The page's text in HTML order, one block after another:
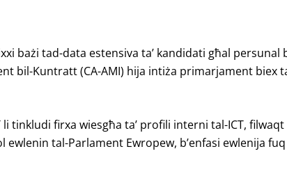
bażi tad-data estensiva ta’ kandidati għal
bil-Kuntratt (CA-AMI) hija intiża primarjament biex
tinkludi firxa wiesgħa ta’ profili interni tal-ICT,
tal-Parlament Ewropew, b’enfasi ewlenija